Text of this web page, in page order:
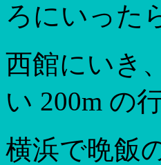
ろにいった
西館にいき
い 200m の
横浜で晩飯